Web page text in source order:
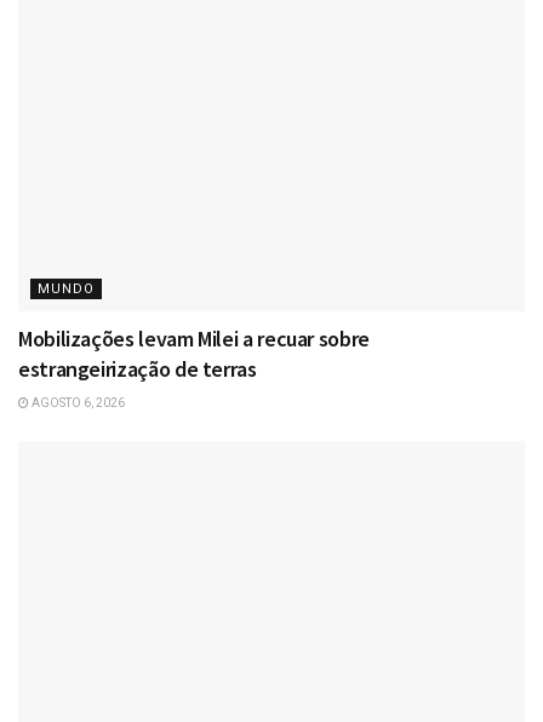
MUNDO
Mobilizações levam Milei a recuar sobre
estrangeirização de terras
AGOSTO 6, 2026